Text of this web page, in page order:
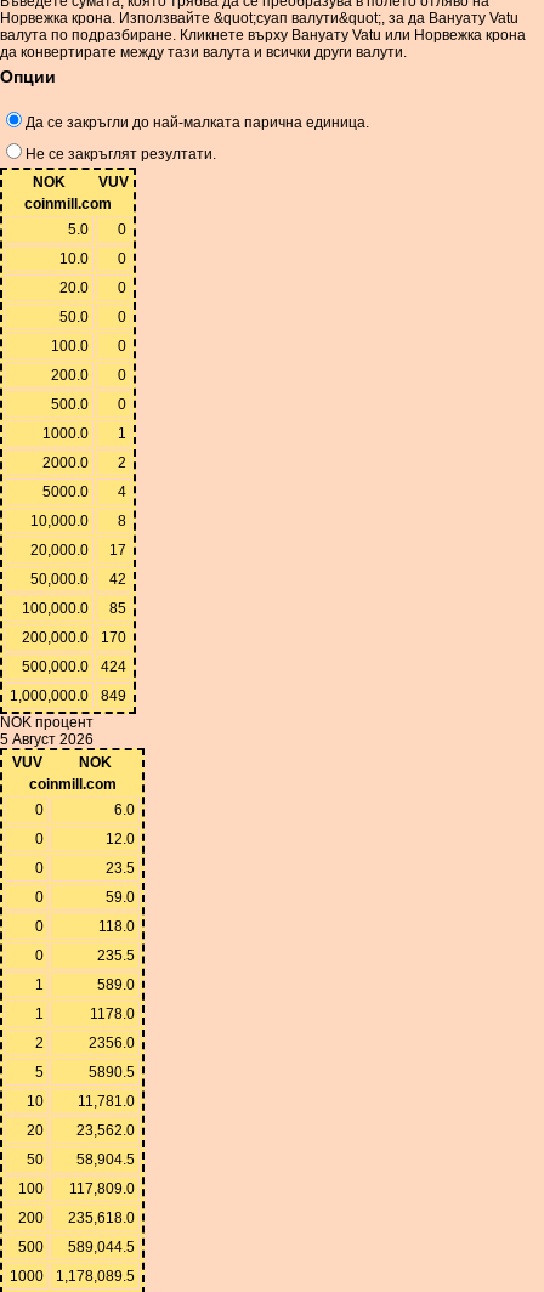
Норвежка крона. Използвайте &quot;суап валути&quot;, за да Вануату Vatu
валута по подразбиране. Кликнете върху Вануату Vatu или Норвежка крона
да конвертирате между тази валута и всички други валути.
Опции
Да се ​​закръгли до най-малката парична единица.
Не се закръглят резултати.
NOK
VUV
coinmill.com
5.0
0
10.0
0
20.0
0
50.0
0
100.0
0
200.0
0
500.0
0
1000.0
1
2000.0
2
5000.0
4
10,000.0
8
20,000.0
17
50,000.0
42
100,000.0
85
200,000.0
170
500,000.0
424
1,000,000.0
849
NOK процент
5 Август 2026
VUV
NOK
coinmill.com
0
6.0
0
12.0
0
23.5
0
59.0
0
118.0
0
235.5
1
589.0
1
1178.0
2
2356.0
5
5890.5
10
11,781.0
20
23,562.0
50
58,904.5
100
117,809.0
200
235,618.0
500
589,044.5
1000
1,178,089.5